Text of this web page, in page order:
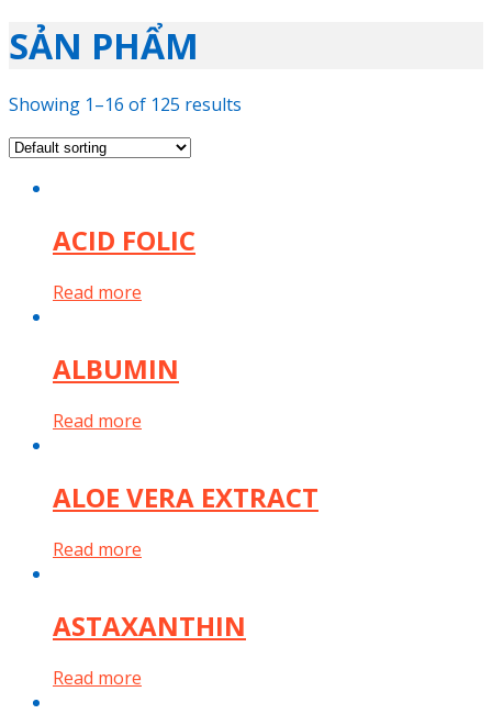
SẢN PHẨM
Showing 1–16 of 125 results
ACID FOLIC
Read more
ALBUMIN
Read more
ALOE VERA EXTRACT
Read more
ASTAXANTHIN
Read more